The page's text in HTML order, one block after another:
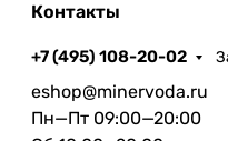
Контакты
+7 (495) 108-20-02
eshop@minervoda.ru
Пн—Пт 09:00—20:00